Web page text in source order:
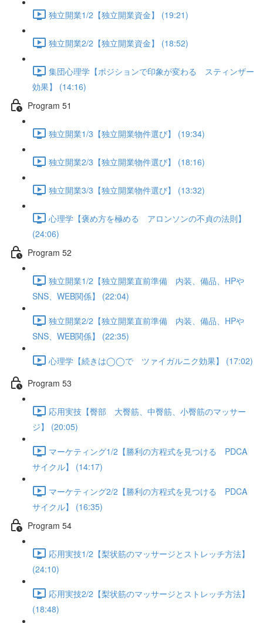
独立開業1/2【独立開業資金】 (19:21)
独立開業2/2【独立開業資金】 (18:52)
集団心理学【ポジションで印象が変わる スティンザー
効果】 (14:16)
Program 51
独立開業1/3【独立開業物件選び】 (19:34)
独立開業2/3【独立開業物件選び】 (18:16)
独立開業3/3【独立開業物件選び】 (13:32)
心理学【褒め方を極める アロンソンの不貞の法則】
(24:06)
Program 52
独立開業1/2【独立開業直前準備 内装、備品、HPや
SNS、WEB関係】 (22:04)
独立開業2/2【独立開業直前準備 内装、備品、HPや
SNS、WEB関係】 (22:35)
心理学【続きは◯◯で ツァイガルニク効果】 (17:02)
Program 53
応用実技【臀部 大臀筋、中臀筋、小臀筋のマッサー
ジ】 (20:05)
マーケティング1/2【勝利の方程式を見つける PDCA
サイクル】 (14:17)
マーケティング2/2【勝利の方程式を見つける PDCA
サイクル】 (16:35)
Program 54
応用実技1/2【梨状筋のマッサージとストレッチ方法】
(24:10)
応用実技2/2【梨状筋のマッサージとストレッチ方法】
(18:48)